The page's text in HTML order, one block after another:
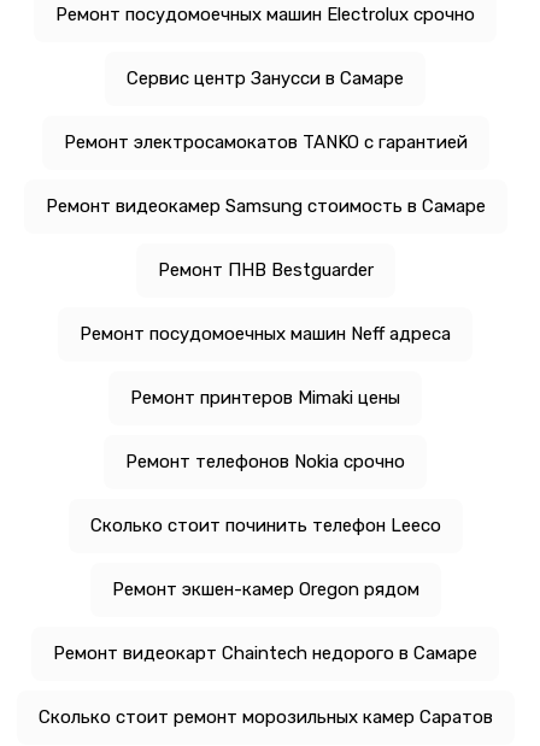
Ремонт посудомоечных машин Electrolux срочно
Сервис центр Занусси в Самаре
Ремонт электросамокатов TANKO с гарантией
Ремонт видеокамер Samsung стоимость в Самаре
Ремонт ПНВ Bestguarder
Ремонт посудомоечных машин Neff адреса
Ремонт принтеров Mimaki цены
Ремонт телефонов Nokia срочно
Сколько стоит починить телефон Leeco
Ремонт экшен-камер Oregon рядом
Ремонт видеокарт Chaintech недорого в Самаре
Сколько стоит ремонт морозильных камер Саратов